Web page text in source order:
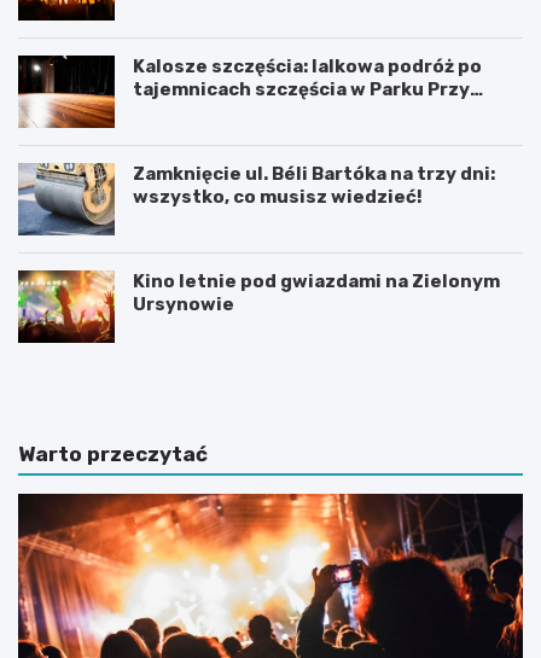
Kalosze szczęścia: lalkowa podróż po
tajemnicach szczęścia w Parku Przy
Zamknięcie ul. Béli Bartóka na trzy dni:
wszystko, co musisz wiedzieć!
Kino letnie pod gwiazdami na Zielonym
Ursynowie
P
d
y
p
o
m
o
w
a
T
s
B
r
t
i
s
h
S
Warto przeczytać